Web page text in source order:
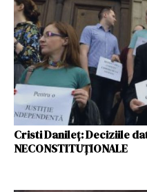
Cristi Danileț: Deciziile
NECONSTITUȚIONALE